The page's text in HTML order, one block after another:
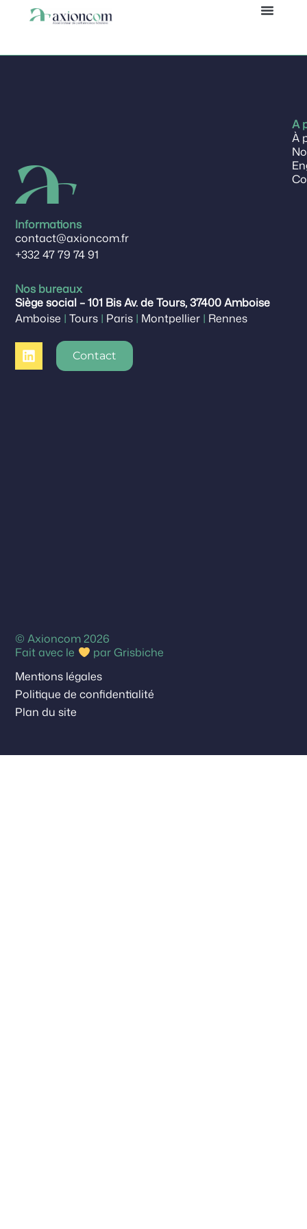
Panneau de gestion des cookies
Carine
Informations
contact@axioncom.fr
+332 47 79 74 91
Nos bureaux
Siège social – 101 Bis Av. de Tours, 37400 Amboise
Amboise | Tours | Paris | Montpellier | Rennes
Contact
A
À
© Axioncom 2026
Fait avec le
parGrisbiche
Mentions légales
Politique de confidentialité
Plan du site